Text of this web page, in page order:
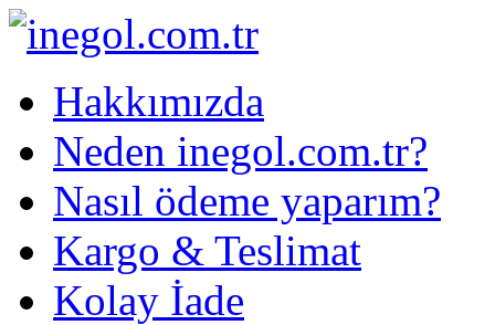
Hakkımızda
Neden inegol.com.tr?
Nasıl ödeme yaparım?
Kargo & Teslimat
Kolay İade